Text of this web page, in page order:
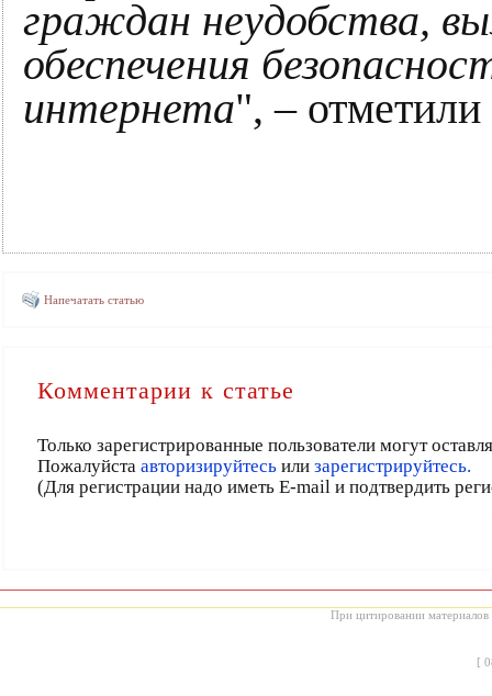
граждан неудобства,
обеспечения
интернета", –
Напечатать статью
Комментарии к статье
Только зарегистрированные пользователи могут
Пожалуйста авторизируйтесь или зарегистрируйтесь.
(Для регистрации надо иметь E-mail и подтвердить
При цитировании материалов
[